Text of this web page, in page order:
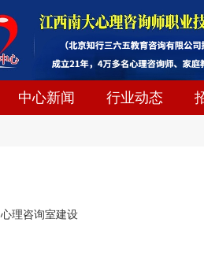
中心新闻 行业动态
心理咨询室建设